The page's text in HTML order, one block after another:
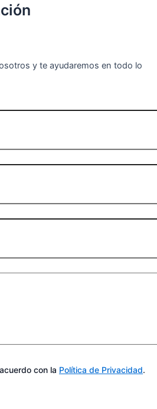
y te ayudaremos en todo lo
con la Política de Privacidad.